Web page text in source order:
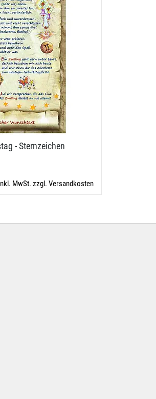
- Sternzeichen
MwSt. zzgl. Versandkosten